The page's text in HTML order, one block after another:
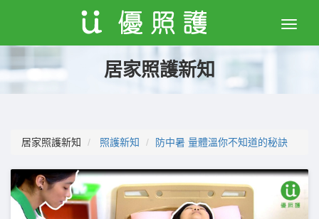
Toggle
居家照護新知
居家照護新知 照護新知 防中暑 量體溫你不知道的秘訣